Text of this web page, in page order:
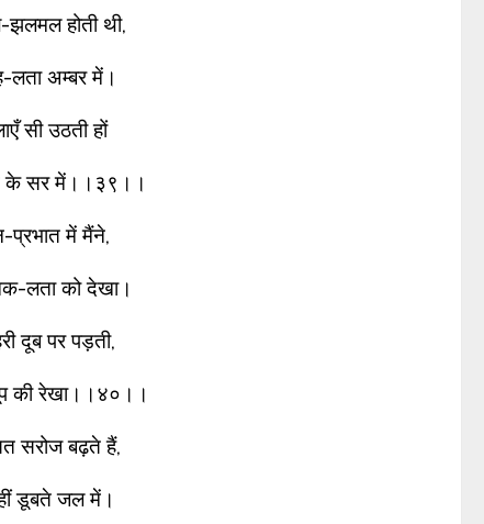
होती थी,
लता अम्बर में।
सी उठती हों
सर में।।३९।।
प्रभात में मैंने,
लता को देखा।
दूब पर पड़ती,
की रेखा।।४०।।
सरोज बढ़ते हैं,
डूबते जल में।